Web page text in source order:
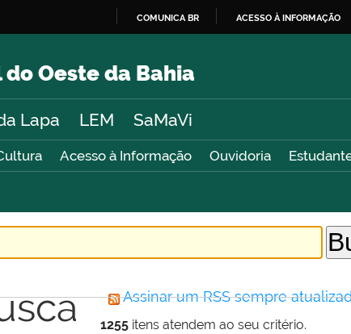
O
COMUNICA BR ACESSO À INFORMAÇÃO
Oeste da Bahia
Lapa LEM SaMaVi
Acesso à Informação Ouvidoria
Assinar um RSS sempre
1255itens atendem ao seu critério.